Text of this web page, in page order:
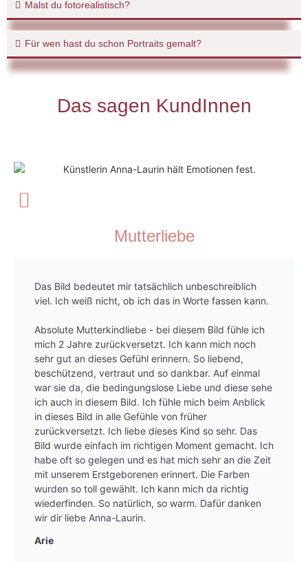
Malst du fotorealistisch?
Für wen hast du schon Portraits gemalt?
Das sagen KundInnen
Mutterliebe
Das Bild bedeutet mir tatsächlich unbeschreiblich
viel. Ich weiß nicht, ob ich das in Worte fassen kann.
Absolute Mutterkindliebe - bei diesem Bild fühle ich
mich 2 Jahre zurückversetzt. Ich kann mich noch
sehr gut an dieses Gefühl erinnern. So liebend,
beschützend, vertraut und so dankbar. Auf einmal
war sie da, die bedingungslose Liebe und diese sehe
ich auch in diesem Bild. Ich fühle mich beim Anblick
in dieses Bild in alle Gefühle von früher
zurückversetzt. Ich liebe dieses Kind so sehr. Das
Bild wurde einfach im richtigen Moment gemacht. Ich
habe oft so gelegen und es hat mich sehr an die Zeit
mit unserem Erstgeborenen erinnert. Die Farben
wurden so toll gewählt. Ich kann mich da richtig
wiederfinden. So natürlich, so warm. Dafür danken
wir dir liebe Anna-Laurin.
Arie